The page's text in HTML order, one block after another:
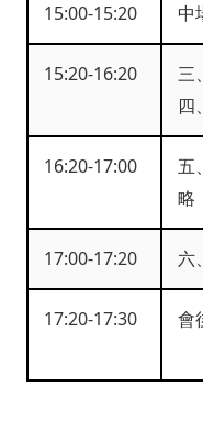
15:00-15:20 中
15:20-16:20
三
四
16:20-17:00
五
略
17:00-17:20 六
17:20-17:30 會